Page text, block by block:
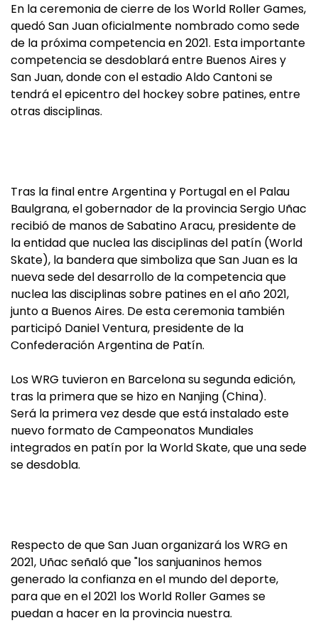
En la ceremonia de cierre de los World Roller Games,
quedó San Juan oficialmente nombrado como sede
de la próxima competencia en 2021. Esta importante
competencia se desdoblará entre Buenos Aires y
San Juan, donde con el estadio Aldo Cantoni se
tendrá el epicentro del hockey sobre patines, entre
otras disciplinas.
Tras la final entre Argentina y Portugal en el Palau
Baulgrana, el gobernador de la provincia Sergio Uñac
recibió de manos de Sabatino Aracu, presidente de
la entidad que nuclea las disciplinas del patín (World
Skate), la bandera que simboliza que San Juan es la
nueva sede del desarrollo de la competencia que
nuclea las disciplinas sobre patines en el año 2021,
junto a Buenos Aires. De esta ceremonia también
participó Daniel Ventura, presidente de la
Confederación Argentina de Patín.
Los WRG tuvieron en Barcelona su segunda edición,
tras la primera que se hizo en Nanjing (China).
Será la primera vez desde que está instalado este
nuevo formato de Campeonatos Mundiales
integrados en patín por la World Skate, que una sede
se desdobla.
Respecto de que San Juan organizará los WRG en
2021, Uñac señaló que "los sanjuaninos hemos
generado la confianza en el mundo del deporte,
para que en el 2021 los World Roller Games se
puedan a hacer en la provincia nuestra.